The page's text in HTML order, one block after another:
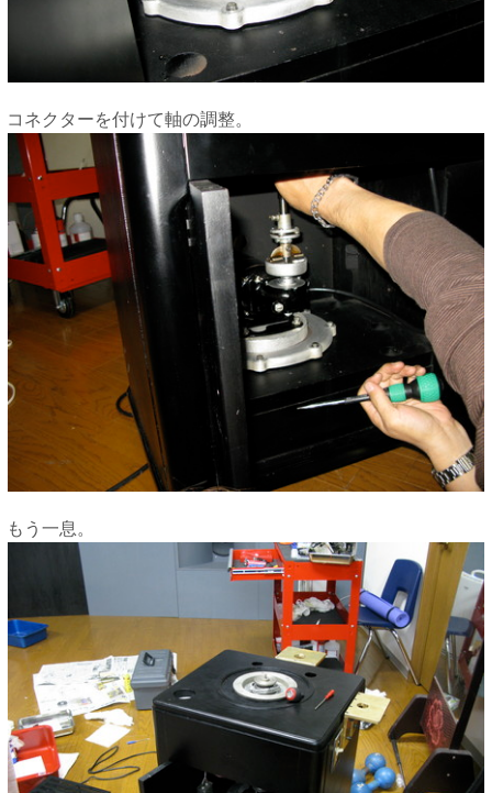
コネクターを付けて軸の調整。
もう一息。